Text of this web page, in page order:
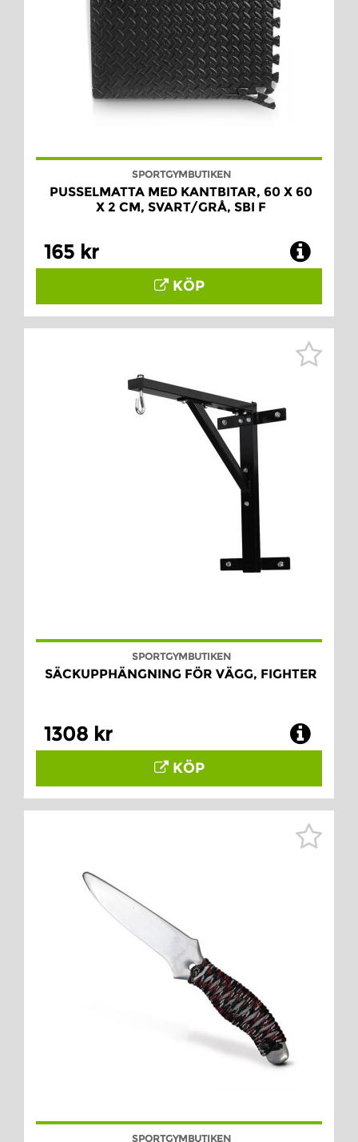
SPORTGYMBUTIKEN
PUSSELMATTA MED KANTBITAR, 60 X 60
X 2 CM, SVART/GRÅ, SBI F
165 kr
KÖP
SPORTGYMBUTIKEN
SÄCKUPPHÄNGNING FÖR VÄGG, FIGHTER
1308 kr
KÖP
SPORTGYMBUTIKEN